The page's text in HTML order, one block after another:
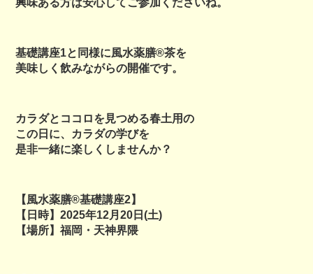
興味ある方は安心してご参加くださいね。
基礎講座1と同様に風水薬膳®︎茶を
美味しく飲みながらの開催です。
カラダとココロを見つめる春土用の
この日に、カラダの学びを
是非一緒に楽しくしませんか？
【風水薬膳®基礎講座2】
【日時】2025年12月20日(土)
【場所】福岡・天神界隈